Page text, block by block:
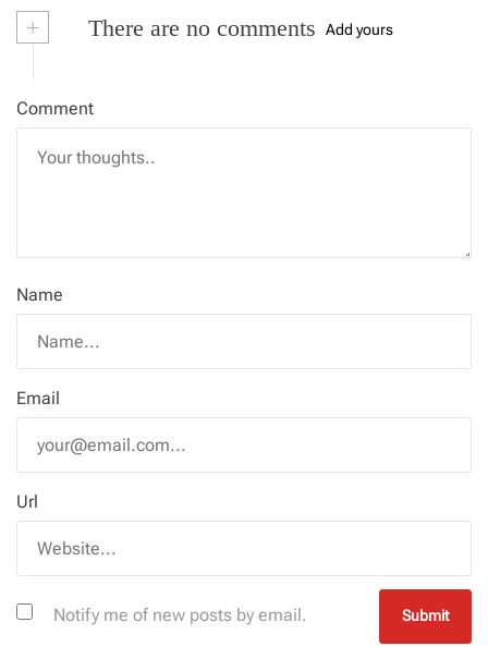
+ There are no comments Add yours
Comment
Name
Email
Url
Notify me of new posts by email.